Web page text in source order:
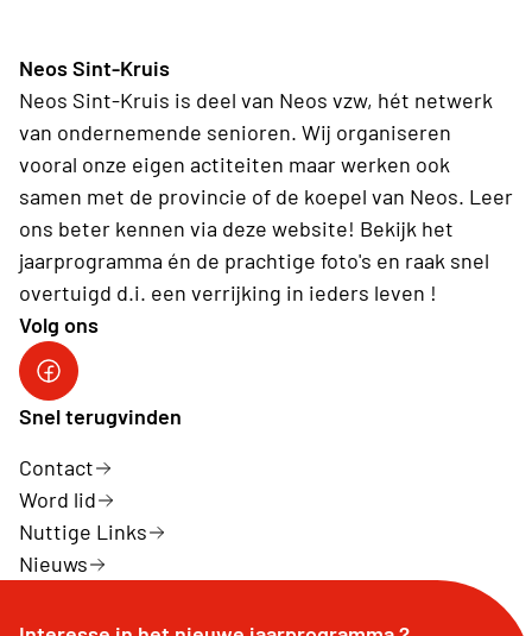
Neos Sint-Kruis
Neos Sint-Kruis is deel van Neos vzw, hét netwerk
van ondernemende senioren. Wij organiseren
vooral onze eigen actiteiten maar werken ook
samen met de provincie of de koepel van Neos. Leer
ons beter kennen via deze website! Bekijk het
jaarprogramma én de prachtige foto's en raak snel
overtuigd d.i. een verrijking in ieders leven !
Volg ons
Facebook Neos Sint-Kruis
Snel terugvinden
Contact
Word lid
Nuttige Links
Nieuws